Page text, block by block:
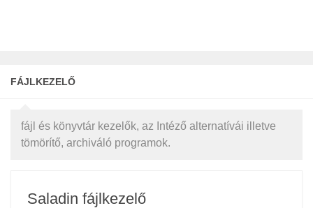
FÁJLKEZELŐ
fájl és könyvtár kezelők, az Intéző alternatívái illetve
tömörítő, archiváló programok.
Saladin fájlkezelő